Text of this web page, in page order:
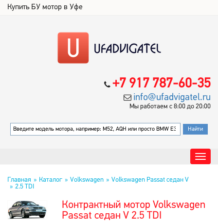
Купить БУ мотор в Уфе
+7 917 787-60-35
info@ufadvigatel.ru
Мы работаем с 8:00 до 20:00
Главная Каталог Volkswagen
Volkswagen Passat седан V
2.5 TDI
Контрактный мотор Volkswagen
Passat седан V 2.5 TDI